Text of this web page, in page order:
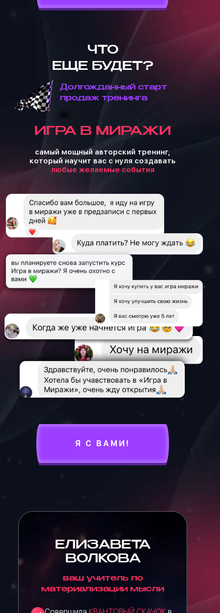
ЧТО
ЕЩЕ БУДЕТ?
Долгожданный старт
продаж тренинга
ИГРА В МИРАЖИ
самый мощный авторский тренинг,
который научит вас с нуля создавать
любые желаемые события
Я С ВАМИ!
ЕЛИЗАВЕТА
ВОЛКОВА
ваш учитель по
материализации мысли